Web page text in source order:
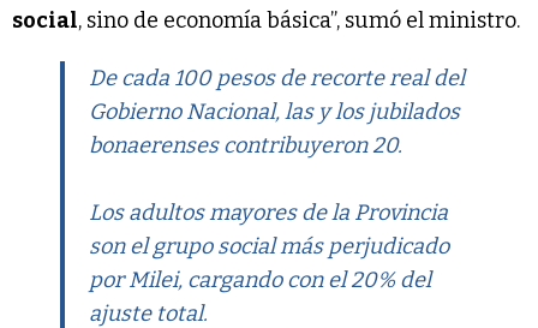
social, sino de economía básica”, sumó el ministro.
De cada 100 pesos de recorte real del
Gobierno Nacional, las y los jubilados
bonaerenses contribuyeron 20.
Los adultos mayores de la Provincia
son el grupo social más perjudicado
por Milei, cargando con el 20% del
ajuste total.